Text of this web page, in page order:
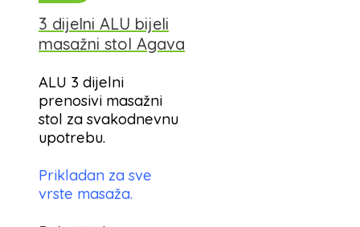
3 dijelni ALU bijeli
masažni stol Agava
ALU 3 dijelni
prenosivi masažni
stol za svakodnevnu
upotrebu.
Prikladan za sve
vrste masaža.